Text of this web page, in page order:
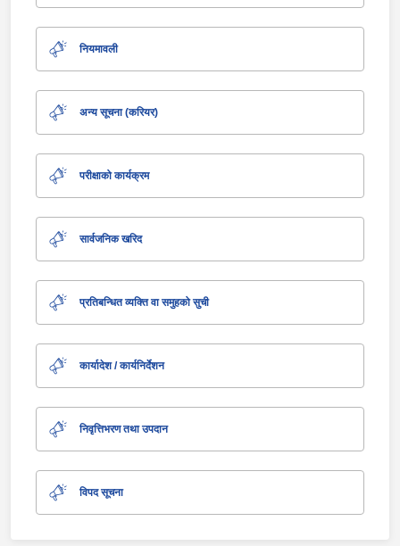
नियमावली
अन्य सूचना (करियर)
परीक्षाको कार्यक्रम
सार्वजनिक खरिद
प्रतिबन्धित व्यक्ति वा समुहको सुची
कार्यादेश / कार्यनिर्देशन
निवृत्तिभरण तथा उपदान
विपद सूचना